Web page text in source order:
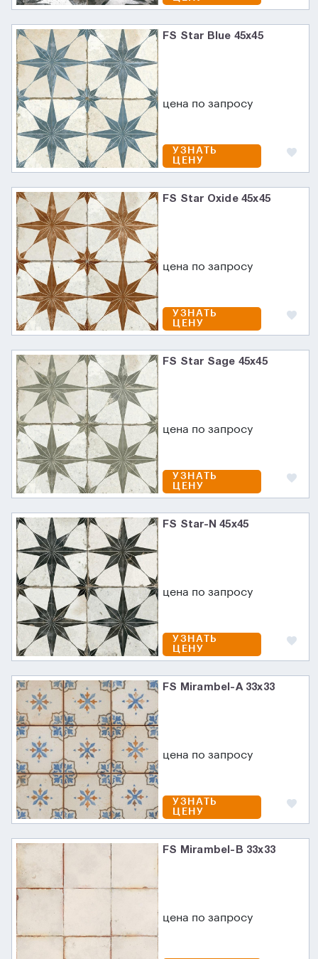
FS Star Blue 45x45
цена по запросу
УЗНАТЬ
ЦЕНУ
FS Star Oxide 45x45
цена по запросу
УЗНАТЬ
ЦЕНУ
FS Star Sage 45x45
цена по запросу
УЗНАТЬ
ЦЕНУ
FS Star-N 45x45
цена по запросу
УЗНАТЬ
ЦЕНУ
FS Mirambel-A 33x33
цена по запросу
УЗНАТЬ
ЦЕНУ
FS Mirambel-B 33x33
цена по запросу